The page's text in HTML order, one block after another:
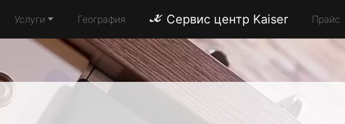
Услуги География Сервис центр Kaiser Прайс